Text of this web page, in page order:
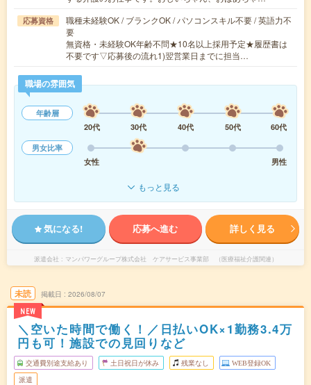
応募資格
職種未経験OK / ブランクOK / パソコンスキル不要 / 英語力不
要
無資格・未経験OK年齢不問★10名以上採用予定★履歴書は
不要です▽応募後の流れ1)翌営業日までに担当…
職場の雰囲気
年齢層
20代
30代 40代 50代
60代
男女比率
女性
男性
もっと見る
気になる! 応募へ進む 詳しく見る
派遣会社 マンパワーグループ株式会社 ケアサービス事業部 （医療福祉介護関連）
未読
NEW
掲載日 2026/08/07
＼空いた時間で働く！／日払いOK×1勤務3.4万
円も可！施設での見回りなど
交通費別途支給あり 土日祝日が休み 残業なし WEB登録OK
派遣